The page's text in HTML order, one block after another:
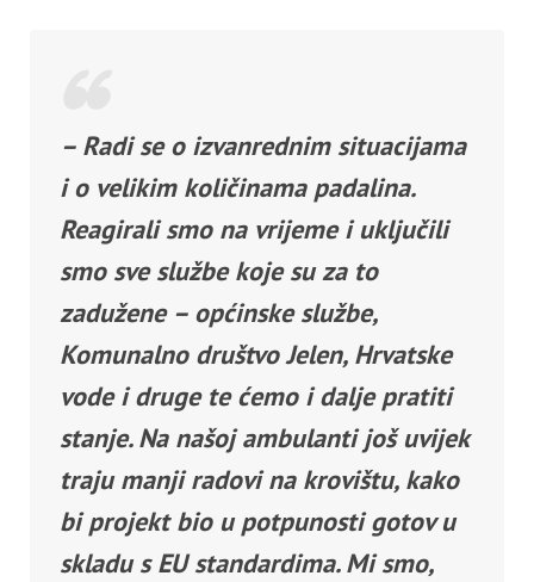
– Radi se o izvanrednim situacijama
i o velikim količinama padalina.
Reagirali smo na vrijeme i uključili
smo sve službe koje su za to
zadužene – općinske službe,
Komunalno društvo Jelen, Hrvatske
vode i druge te ćemo i dalje pratiti
stanje. Na našoj ambulanti još uvijek
traju manji radovi na krovištu, kako
bi projekt bio u potpunosti gotov u
skladu s EU standardima. Mi smo,